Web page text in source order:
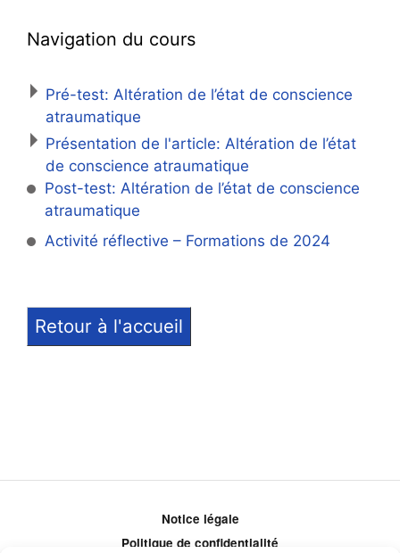
Navigation du cours
Pré-test: Altération de l’état de conscience
atraumatique
Présentation de l'article: Altération de l’état
de conscience atraumatique
Post-test: Altération de l’état de conscience
atraumatique
Activité réflective – Formations de 2024
Retour à l'accueil
Notice légale
Politique de confidentialité